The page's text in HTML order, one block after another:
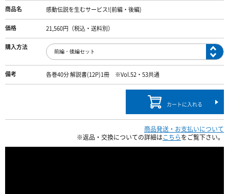
商品名 感動伝説を生むサービス!(前編・後編)
価格 21,560円（税込・送料別）
購入方法
備考 各巻40分 解説書(12P)1冊 ※Vol.52・53共通
カートに入れる
商品発送・お支払いについて
※返品・交換についての詳細は こちら をご覧下さい。